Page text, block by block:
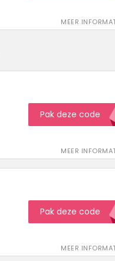
MEER
MEER
Pak deze code
MEER
Pak deze code